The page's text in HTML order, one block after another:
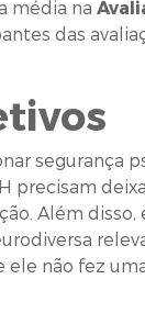
média na
das
segurança
precisam
Além
não fez